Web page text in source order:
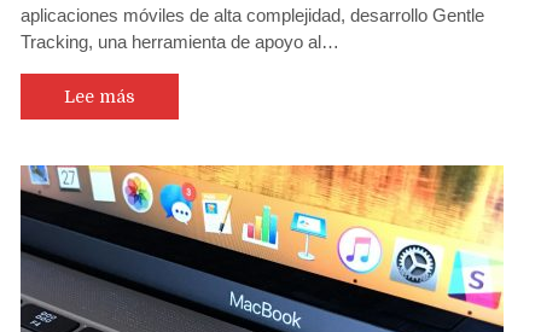
aplicaciones móviles de alta complejidad, desarrollo Gentle
Tracking, una herramienta de apoyo al…
Lee más